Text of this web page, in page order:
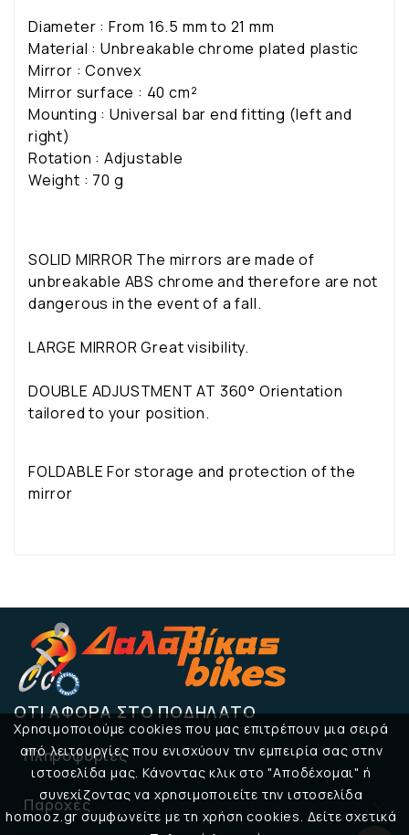
Χρησιμοποιούμε cookies που μας επιτρέπουν μια σειρά
από λειτουργίες που ενισχύουν την εμπειρία σας στην
ιστοσελίδα μας. Κάνοντας κλικ στο "Αποδέχομαι" ή
συνεχίζοντας να χρησιμοποιείτε την ιστοσελίδα
homooz.gr συμφωνείτε με τη χρήση cookies. Δείτε σχετικά
Diameter : From 16.5 mm to 21 mm
Material : Unbreakable chrome plated plastic
Mirror : Convex
Mirror surface : 40 cm²
Mounting : Universal bar end fitting (left and
right)
Rotation : Adjustable
Weight : 70 g
SOLID MIRROR The mirrors are made of
unbreakable ABS chrome and therefore are not
dangerous in the event of a fall.
LARGE MIRROR Great visibility.
DOUBLE ADJUSTMENT AT 360° Orientation
tailored to your position.
FOLDABLE For storage and protection of the
mirror
ΌΤΙ ΑΦΟΡΆ ΣΤΟ ΠΟΔΉΛΑΤΟ
Πληροφορίες 
Παροχές